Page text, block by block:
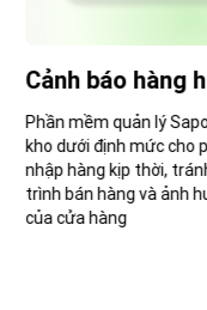
Cảnh báo hàng
Phần mềm quản lý
kho dưới định mức cho
nhập hàng kịp thời,
trình bán hàng và ảnh
của cửa hàng